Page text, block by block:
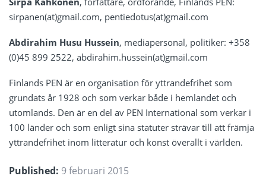
sirpanen(at)gmail.com, pentiedotus(at)gmail.com
Abdirahim Husu Hussein, mediapersonal, politiker: +358
(0)45 899 2522, abdirahim.hussein(at)gmail.com
Finlands PEN är en organisation för yttrandefrihet som
grundats år 1928 och som verkar både i hemlandet och
utomlands. Den är en del av PEN International som verkar i
100 länder och som enligt sina statuter strävar till att främja
yttrandefrihet inom litteratur och konst överallt i världen.
Published: 9 februari 2015